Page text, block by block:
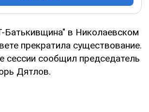
в Николаевском
прекратила существование.
сессии сообщил председатель
Дятлов.